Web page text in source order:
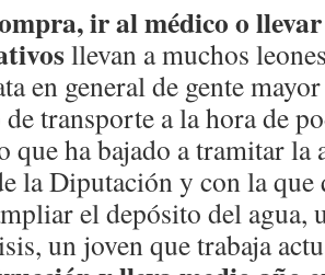
ir al médico o
llevan a muchos
en general de gente
transporte a la hora de
que ha bajado a tramitar la
la Diputación y con la
el depósito del agua,
un joven que trabaja